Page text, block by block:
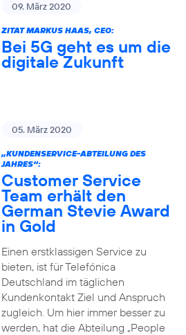
09. März 2020
ZITAT MARKUS HAAS, CEO:
Bei 5G geht es um die
digitale Zukunft
05. März 2020
„KUNDENSERVICE-ABTEILUNG DES
JAHRES“:
Customer Service
Team erhält den
German Stevie Award
in Gold
Einen erstklassigen Service zu
bieten, ist für Telefónica
Deutschland im täglichen
Kundenkontakt Ziel und Anspruch
zugleich. Um hier immer besser zu
werden, hat die Abteilung „People